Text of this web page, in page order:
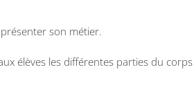
son métier.
élèves les différentes parties du